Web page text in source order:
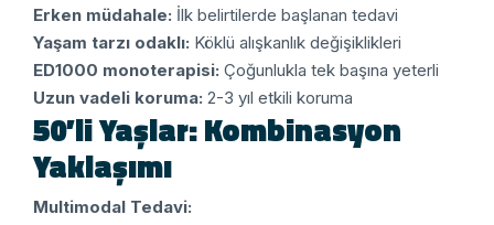
Erken müdahale: İlk belirtilerde başlanan tedavi
Yaşam tarzı odaklı: Köklü alışkanlık değişiklikleri
ED1000 monoterapisi: Çoğunlukla tek başına yeterli
Uzun vadeli koruma: 2-3 yıl etkili koruma
50’li Yaşlar: Kombinasyon
Yaklaşımı
Multimodal Tedavi: